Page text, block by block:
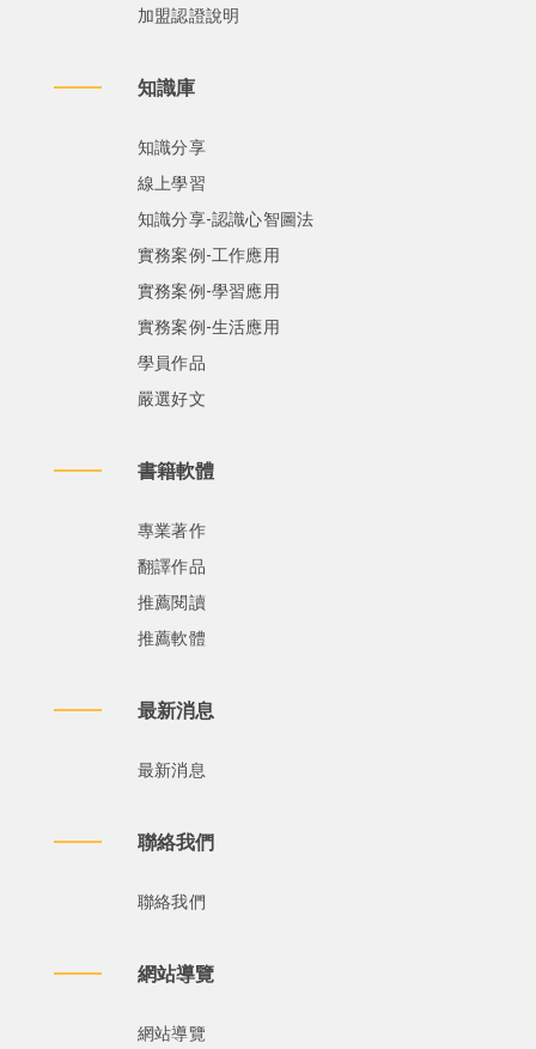
加盟認證說明
知識庫
知識分享
線上學習
知識分享-認識心智圖法
實務案例-工作應用
實務案例-學習應用
實務案例-生活應用
學員作品
嚴選好文
書籍軟體
專業著作
翻譯作品
推薦閱讀
推薦軟體
最新消息
最新消息
聯絡我們
聯絡我們
網站導覽
網站導覽